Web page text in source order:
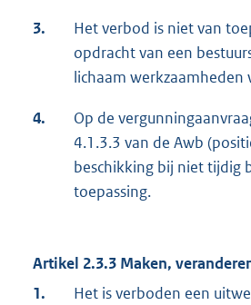
3.
Het verbod is niet van
opdracht van een
lichaam werkzaamheden
4.
Op de
4.1.3.3 van de Awb
beschikking bij niet tijdig
toepassing.
Artikel 2.3.3 Maken,
1.
Het is verboden een